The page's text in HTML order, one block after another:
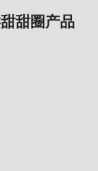
甜圈产品